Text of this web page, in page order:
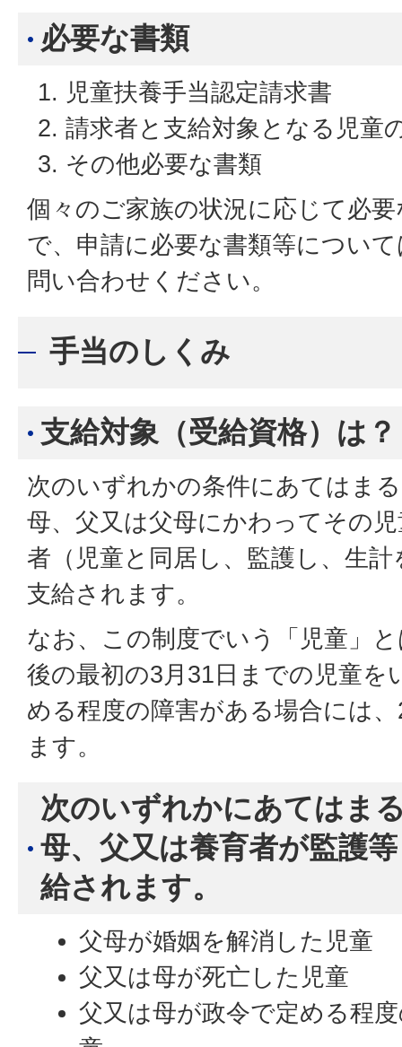
必要な書類
児童扶養手当認定請求書
請求者と支給対象となる児童
その他必要な書類
個々のご家族の状況に応じて必
で、申請に必要な書類等につい
問い合わせください。
手当のしくみ
支給対象（受給資格）は？
次のいずれかの条件にあてはま
母、父又は父母にかわってその
者（児童と同居し、監護し、生
支給されます。
なお、この制度でいう「児童」
後の最初の3月31日までの児童を
める程度の障害がある場合には
ます。
次のいずれかにあてはま
母、父又は養育者が監護
給されます。
父母が婚姻を解消した児童
父又は母が死亡した児童
父又は母が政令で定める程